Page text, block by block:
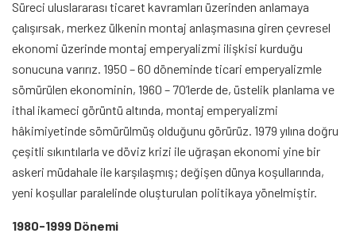
Süreci uluslararası ticaret kavramları üzerinden anlamaya
çalışırsak, merkez ülkenin montaj anlaşmasına giren çevresel
ekonomi üzerinde montaj emperyalizmi ilişkisi kurduğu
sonucuna varırız. 1950 – 60 döneminde ticari emperyalizmle
sömürülen ekonominin, 1960 – 70’lerde de, üstelik planlama ve
ithal ikameci görüntü altında, montaj emperyalizmi
hâkimiyetinde sömürülmüş olduğunu görürüz. 1979 yılına doğru
çeşitli sıkıntılarla ve döviz krizi ile uğraşan ekonomi yine bir
askeri müdahale ile karşılaşmış; değişen dünya koşullarında,
yeni koşullar paralelinde oluşturulan politikaya yönelmiştir.
1980-1999 Dönemi